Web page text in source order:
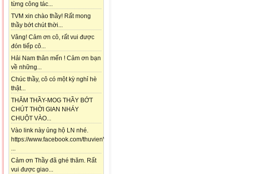
từng công tác...
TVM xin chào thầy! Rất mong
thầy bớt chút thời...
Vâng! Cảm ơn cô, rất vui được
đón tiếp cô...
Hải Nam thân mến ! Cảm ơn bạn
về những...
Chúc thầy, cô có một kỳ nghỉ hè
thật...
THĂM THẦY-MOG THẦY BỚT
CHÚT THỜI GIAN NHÁY
CHUỘT VÀO...
Vào link này ủng hộ LN nhé.
https://www.facebook.com/thuvienViolet.vn/posts/118357841688292
...
Cảm ơn Thầy đã ghé thăm. Rất
vui được giao...